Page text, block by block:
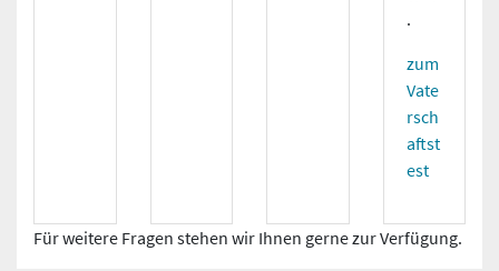
.
zum
Vate
rsch
aftst
est
Für weitere Fragen stehen wir Ihnen gerne zur Verfügung.